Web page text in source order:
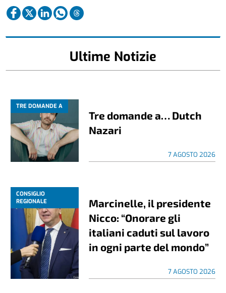
Ultime Notizie
TRE DOMANDE A
Tre domande a… Dutch
Nazari
7 AGOSTO 2026
CONSIGLIO
REGIONALE
Marcinelle, il presidente
Nicco: “Onorare gli
italiani caduti sul lavoro
in ogni parte del mondo”
7 AGOSTO 2026